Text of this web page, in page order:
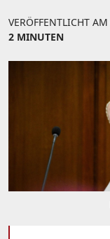
VERÖFFENTLICHT AM
2 MINUTEN